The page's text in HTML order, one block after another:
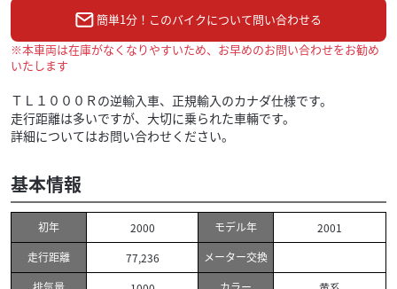
簡単1分！このバイクについて問い合わせる
※本車両は在庫がなくなりやすいため、お早めのお問い合わせをお勧め
いたします
ＴＬ１０００Ｒの逆輸入車、正規輸入のカナダ仕様です。
走行距離は多いですが、大切に乗られた車輛です。
詳細についてはお問い合わせください。
基本情報
初年 2000 モデル年
2001
走行距離
77,236
メーター交換